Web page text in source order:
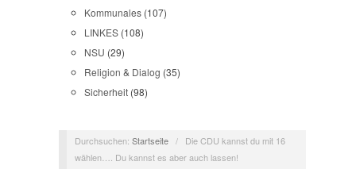
Kommunales (107)
LINKES (108)
NSU (29)
Religion & Dialog (35)
Sicherheit (98)
Durchsuchen: Startseite /
Die CDU kannst du mit 16
wählen…. Du kannst es aber auch lassen!